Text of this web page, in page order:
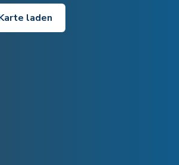
laden